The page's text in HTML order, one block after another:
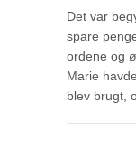
Det var
spare
ordene og
Marie
blev brugt,